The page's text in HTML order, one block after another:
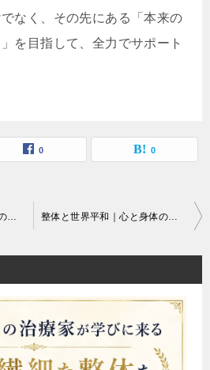
なく、その先にある「本来の
を目指して、全力でサポート
0 0